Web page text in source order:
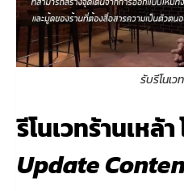
รับรีโนเว
รีโนเวทร้านเหล้
Update